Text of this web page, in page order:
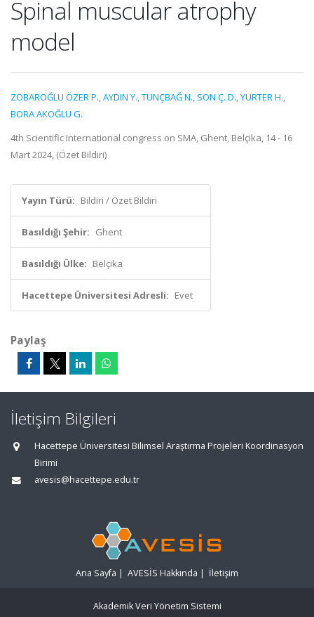
Spinal muscular atrophy
model
ZOBAROĞLU ÖZER P.,AYDIN Y.,TUNÇBAĞ N., SON Ç. D.,YURTER H.,
BORA AKOĞLU G.
4th Scientific International congress on SMA, Ghent, Belçika, 14 - 16
Mart 2024, (Özet Bildiri)
Yayın Türü: Bildiri / Özet Bildiri
Basıldığı Şehir: Ghent
Basıldığı Ülke: Belçika
Hacettepe Üniversitesi Adresli: Evet
Paylaş
İletişim Bilgileri
Hacettepe Üniversitesi Bilimsel Araştırma Projeleri Koordinasyon
Birimi
avesis@hacettepe.edu.tr
Ana Sayfa | AVESİS Hakkında | İletişim
Akademik Veri Yönetim Sistemi